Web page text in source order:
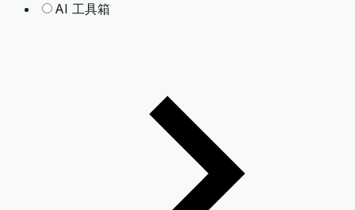
AI 工具箱